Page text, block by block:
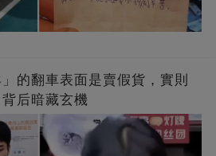
的翻車表面是賣假貨，實則
后暗藏玄機